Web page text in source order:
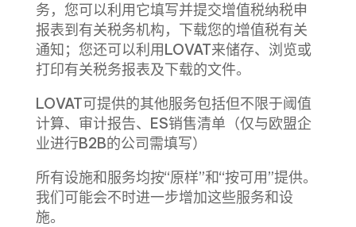
务，您可以利用它填写并提交增值税纳税申
报表到有关税务机构，下载您的增值税有关
通知；您还可以利用LOVAT来储存、浏览或
打印有关税务报表及下载的文件。
LOVAT可提供的其他服务包括但不限于阈值
计算、审计报告、ES销售清单（仅与欧盟企
业进行B2B的公司需填写）
所有设施和服务均按“原样”和“按可用”提供。
我们可能会不时进一步增加这些服务和设
施。